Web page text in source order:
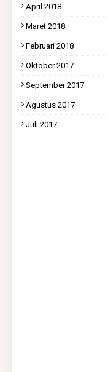
April 2018
Maret 2018
Februari 2018
Oktober 2017
September 2017
Agustus 2017
Juli 2017